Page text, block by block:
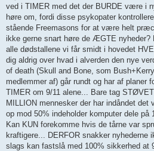
ved i TIMER med det der BURDE være i
høre om, fordi disse psykopater
stående Freemasons for at være helt
ikke gerne snart høre de ÆGTE nyheder?
alle dødstallene vi får smidt i hovedet
dig aldrig over hvad i alverden den nye
of death (Skull and Bone, som
medlemmer af) går rundt og har af planer
TIMER om 9/11 alene... Bare tag
MILLION mennesker der har indåndet det
op mod 50% indeholder komputer dele på
Kan KUN forekomme hvis de tårne var
kraftigere... DERFOR snakker nyhederne
slags kan fastslå med 100% sikkerhed at